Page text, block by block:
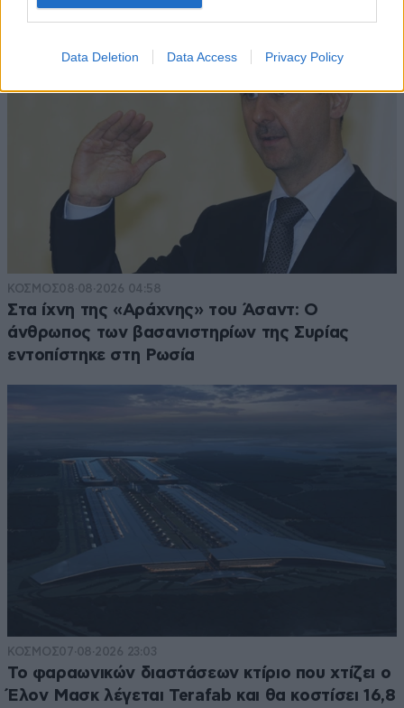
Data Deletion Data Access Privacy Policy
ΚΟΣΜΟΣ08·08·2026 04:58
Στα ίχνη της «Αράχνης» του Άσαντ: Ο
άνθρωπος των βασανιστηρίων της Συρίας
εντοπίστηκε στη Ρωσία
ΚΟΣΜΟΣ07·08·2026 23:03
Το φαραωνικών διαστάσεων κτίριο που χτίζει ο
Έλον Μασκ λέγεται Terafab και θα κοστίσει 16,8